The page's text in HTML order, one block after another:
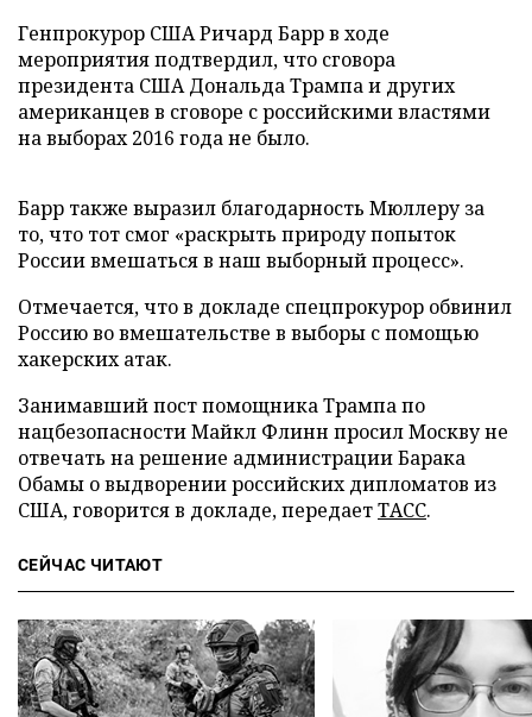
Генпрокурор США Ричард Барр в ходе
мероприятия подтвердил, что сговора
президента США Дональда Трампа и других
американцев в сговоре с российскими властями
на выборах 2016 года не было.
Барр также выразил благодарность Мюллеру за
то, что тот смог «раскрыть природу попыток
России вмешаться в наш выборный процесс».
Отмечается, что в докладе спецпрокурор обвинил
Россию во вмешательстве в выборы с помощью
хакерских атак.
Занимавший пост помощника Трампа по
нацбезопасности Майкл Флинн просил Москву не
отвечать на решение администрации Барака
Обамы о выдворении российских дипломатов из
США, говорится в докладе, передаетТАСС.
СЕЙЧАС ЧИТАЮТ